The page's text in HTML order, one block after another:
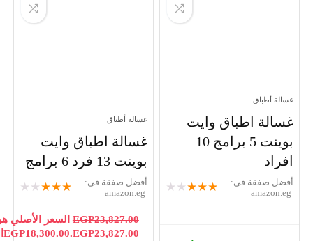
اطباق وايت
بوينت 5 برامج 10
★
★
★
★
★
في:
غسالة اطباق وايت
★
★
★
★
★
أفضل صفقة في:
amazon.eg
EGP السعر الأصلي هو:
EGP23,827.00.
EGP18,300.00
السعر